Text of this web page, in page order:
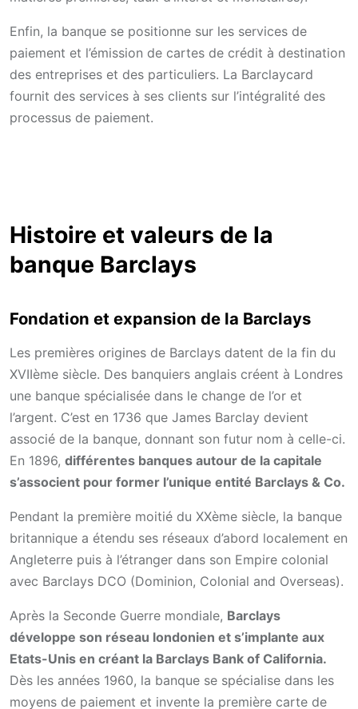
Enfin, la banque se positionne sur les services de
paiement et l’émission de cartes de crédit à destination
des entreprises et des particuliers. La Barclaycard
fournit des services à ses clients sur l’intégralité des
processus de paiement.
Histoire et valeurs de la
banque Barclays
Fondation et expansion de la Barclays
Les premières origines de Barclays datent de la fin du
XVIIème siècle. Des banquiers anglais créent à Londres
une banque spécialisée dans le change de l’or et
l’argent. C’est en 1736 que James Barclay devient
associé de la banque, donnant son futur nom à celle-ci.
En 1896, différentes banques autour de la capitale
s’associent pour former l’unique entité Barclays & Co.
Pendant la première moitié du XXème siècle, la banque
britannique a étendu ses réseaux d’abord localement en
Angleterre puis à l’étranger dans son Empire colonial
avec Barclays DCO (Dominion, Colonial and Overseas).
Après la Seconde Guerre mondiale, Barclays
développe son réseau londonien et s’implante aux
Etats-Unis en créant la Barclays Bank of California.
Dès les années 1960, la banque se spécialise dans les
moyens de paiement et invente la première carte de